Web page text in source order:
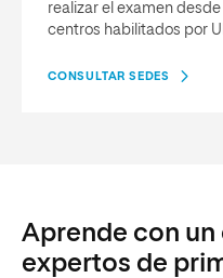
realizar el examen
centros habilitados por
CONSULTAR SEDES
Aprende con
expertos de